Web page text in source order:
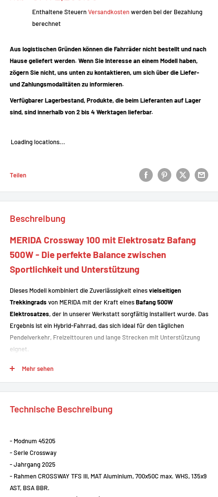
réduit
Enthaltene SteuernVersandkostenwerden bei der Bezahlung
berechnet
Aus logistischen Gründen können die Fahrräder nicht bestellt und nach
Hause geliefert werden. Wenn Sie Interesse an einem Modell haben,
zögern Sie nicht, uns unten zu kontaktieren, um sich über die Liefer-
und Zahlungsmodalitäten zu informieren.
Verfügbarer Lagerbestand, Produkte, die beim Lieferanten auf Lager
sind, sind innerhalb von 2 bis 4 Werktagen lieferbar.
Loading locations...
Teilen
Beschreibung
MERIDA Crossway 100 mit Elektrosatz Bafang
500W - Die perfekte Balance zwischen
Sportlichkeit und Unterstützung
Dieses Modell kombiniert die Zuverlässigkeit einesvielseitigen
Trekkingrads von MERIDA mit der Kraft einesBafang 500W
Elektrosatzes, der in unserer Werkstatt sorgfältig installiert wurde. Das
Ergebnis ist ein Hybrid-Fahrrad, das sich ideal für den täglichen
Pendelverkehr, Freizeittouren und lange Strecken mit Unterstützung
eignet.
BASIS-FAHRRAD - MERIDA CROSSWAY 100
Shimano 3x9-Gang-Getriebe: präzise, reibungslos und für hügeliges
Hydraulische Tektro-Scheibenbremsen
allen Bedingungen.
Federgabel mit Blockierung
Straßen.
28-Zoll-Räder mit vielseitigen Reifen
Mehr sehen
Technische Beschreibung
- Modnum 45205
- Serie Crossway
- Jahrgang 2025
- Rahmen CROSSWAY TFS III, MAT Aluminium, 700x50C max. WHS, 135x9
AST, BSA BBR.